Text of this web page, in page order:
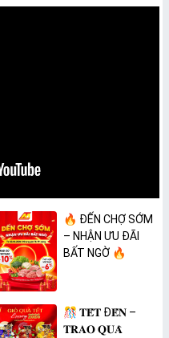
🔥 ĐẾN CHỢ SỚM
– NHẬN ƯU ĐÃI
BẤT NGỜ 🔥
🎊 𝐓𝐄̂́𝐓 Đ𝐄̂́𝐍 –
𝐓𝐑𝐀𝐎 𝐐𝐔𝐀̀